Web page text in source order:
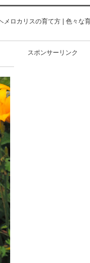
メロカリスの育て方 | 色々な
スポンサーリンク